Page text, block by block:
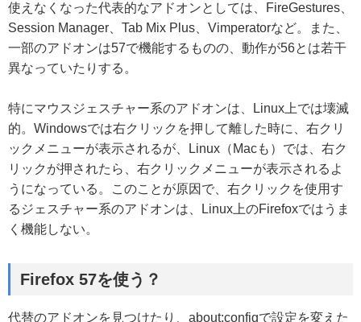
使えなくなった代表的なアドオンとしては、FireGestures、
Session Manager、Tab Mix Plus、Vimperatorなど。また、
一部のアドオンは57で機能するものの、動作が56とは若干
異なっていたりする。
特にマウスジェスチャー系のアドオンは、Linux上では壊滅
的。Windowsでは右クリックを押して離した時に、右クリ
ックメニューが表示されるが、Linux（Macも）では、右ク
リックが押されたら、右クリックメニューが表示されるよ
うになっている。このことが原因で、右クリックを使用す
るジェスチャー系のアドオンは、Linux上のFirefoxではうま
く機能しない。
Firefox 57を使う？
代替のアドオンを見つけたり、about:configで設定を変えた